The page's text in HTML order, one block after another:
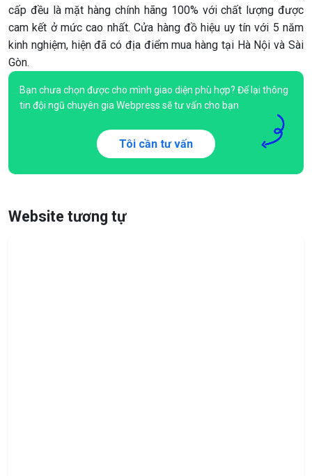
cấp đều là mặt hàng chính hãng 100% với chất lượng được
cam kết ở mức cao nhất. Cửa hàng đồ hiệu uy tín với 5 năm
kinh nghiệm, hiện đã có địa điểm mua hàng tại Hà Nội và Sài
Gòn.
Bạn chưa chọn được cho mình giao diện phù hợp? Để lại thông
tin đội ngũ chuyên gia Webpress sẽ tư vấn cho bạn
Tôi cần tư vấn
Website tương tự